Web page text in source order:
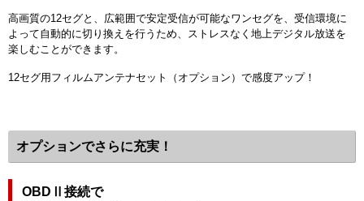
高画質の12セグと、広範囲で安定受信が可能なワンセグを、受信環境に
よって自動的に切り換えを行うため、ストレスなく地上デジタル放送を
楽しむことができます。
12セグ用フィルムアンテナセット（オプション）で感度アップ！
オプションでさらに充実！
OBDⅡ接続で